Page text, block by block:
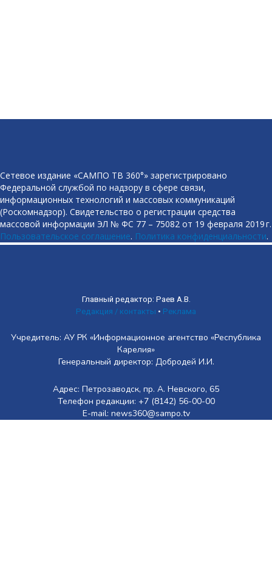
Сетевое издание «САМПО ТВ 360°» зарегистрировано
Федеральной службой по надзору в сфере связи,
информационных технологий и массовых коммуникаций
(Роскомнадзор). Свидетельство о регистрации средства
массовой информации ЭЛ № ФС 77 – 75082 от 19 февраля 2019 г.
Пользовательское соглашение. Политика конфиденциальности.
Главный редактор: Раев А.В.
Редакция / контакты • Реклама
Учредитель: АУ РК «Информационное агентство «Республика
Карелия»
Генеральный директор: Добродей И.И.
Адрес: Петрозаводск, пр. А. Невского, 65
Телефон редакции: +7 (8142) 56-00-00
E-mail: news360@sampo.tv